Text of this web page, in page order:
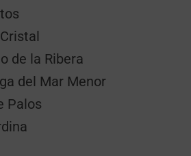
de la Ribera
del Mar Menor
Palos